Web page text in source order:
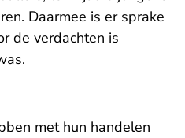
Daarmee is er sprake
de verdachten is
met hun handelen